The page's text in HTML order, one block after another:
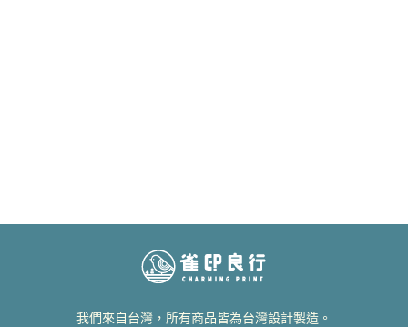
我們來自台灣，所有商品皆為台灣設計製造。